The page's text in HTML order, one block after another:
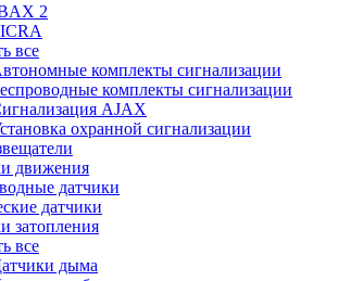
2
все
комплекты сигнализации
комплекты сигнализации
AJAX
охранной сигнализации
движения
датчики
датчики
затопления
все
дыма